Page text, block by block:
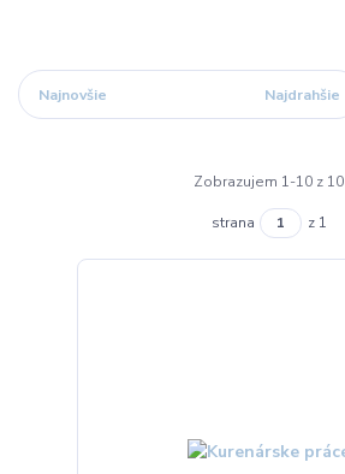
Najnovšie Najdrahšie
Zobrazujem 1-10 z 10
strana z 1